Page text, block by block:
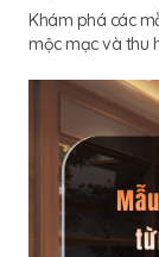
Khám phá các
mộc mạc và thu